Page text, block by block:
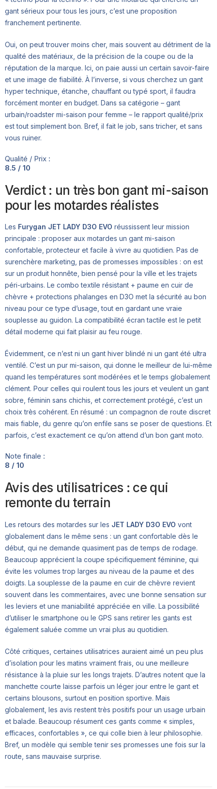
gant sérieux pour tous les jours, c’est une proposition
franchement pertinente.
Oui, on peut trouver moins cher, mais souvent au détriment de la
qualité des matériaux, de la précision de la coupe ou de la
réputation de la marque. Ici, on paie aussi un certain savoir-faire
et une image de fiabilité. À l’inverse, si vous cherchez un gant
hyper technique, étanche, chauffant ou typé sport, il faudra
forcément monter en budget. Dans sa catégorie – gant
urbain/roadster mi-saison pour femme – le rapport qualité/prix
est tout simplement bon. Bref, il fait le job, sans tricher, et sans
vous ruiner.
Qualité / Prix :
8.5 / 10
Verdict : un très bon gant mi-saison
pour les motardes réalistes
Les Furygan JET LADY D3O EVO réussissent leur mission
principale : proposer aux motardes un gant mi-saison
confortable, protecteur et facile à vivre au quotidien. Pas de
surenchère marketing, pas de promesses impossibles : on est
sur un produit honnête, bien pensé pour la ville et les trajets
péri-urbains. Le combo textile résistant + paume en cuir de
chèvre + protections phalanges en D3O met la sécurité au bon
niveau pour ce type d’usage, tout en gardant une vraie
souplesse au guidon. La compatibilité écran tactile est le petit
détail moderne qui fait plaisir au feu rouge.
Évidemment, ce n’est ni un gant hiver blindé ni un gant été ultra
ventilé. C’est un pur mi-saison, qui donne le meilleur de lui-même
quand les températures sont modérées et le temps globalement
clément. Pour celles qui roulent tous les jours et veulent un gant
sobre, féminin sans chichis, et correctement protégé, c’est un
choix très cohérent. En résumé : un compagnon de route discret
mais fiable, du genre qu’on enfile sans se poser de questions. Et
parfois, c’est exactement ce qu’on attend d’un bon gant moto.
Note finale :
8 / 10
Avis des utilisatrices : ce qui
remonte du terrain
Les retours des motardes sur les JET LADY D3O EVO vont
globalement dans le même sens : un gant confortable dès le
début, qui ne demande quasiment pas de temps de rodage.
Beaucoup apprécient la coupe spécifiquement féminine, qui
évite les volumes trop larges au niveau de la paume et des
doigts. La souplesse de la paume en cuir de chèvre revient
souvent dans les commentaires, avec une bonne sensation sur
les leviers et une maniabilité appréciée en ville. La possibilité
d’utiliser le smartphone ou le GPS sans retirer les gants est
également saluée comme un vrai plus au quotidien.
Côté critiques, certaines utilisatrices auraient aimé un peu plus
d’isolation pour les matins vraiment frais, ou une meilleure
résistance à la pluie sur les longs trajets. D’autres notent que la
manchette courte laisse parfois un léger jour entre le gant et
certains blousons, surtout en position sportive. Mais
globalement, les avis restent très positifs pour un usage urbain
et balade. Beaucoup résument ces gants comme « simples,
efficaces, confortables », ce qui colle bien à leur philosophie.
Bref, un modèle qui semble tenir ses promesses une fois sur la
route, sans mauvaise surprise.